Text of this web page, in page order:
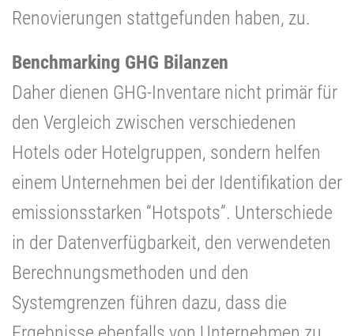
Renovierungen stattgefunden haben, zu.
Benchmarking GHG Bilanzen
Daher dienen GHG-Inventare nicht primär für
den Vergleich zwischen verschiedenen
Hotels oder Hotelgruppen, sondern helfen
einem Unternehmen bei der Identifikation der
emissionsstarken “Hotspots”. Unterschiede
in der Datenverfügbarkeit, den verwendeten
Berechnungsmethoden und den
Systemgrenzen führen dazu, dass die